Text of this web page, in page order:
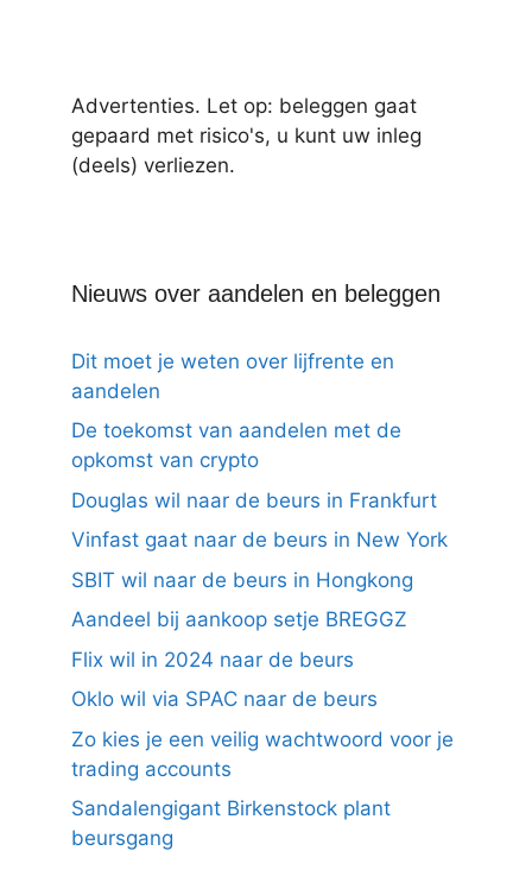
Advertenties. Let op: beleggen gaat
gepaard met risico's, u kunt uw inleg
(deels) verliezen.
Nieuws over aandelen en beleggen
Dit moet je weten over lijfrente en
aandelen
De toekomst van aandelen met de
opkomst van crypto
Douglas wil naar de beurs in Frankfurt
Vinfast gaat naar de beurs in New York
SBIT wil naar de beurs in Hongkong
Aandeel bij aankoop setje BREGGZ
Flix wil in 2024 naar de beurs
Oklo wil via SPAC naar de beurs
Zo kies je een veilig wachtwoord voor je
trading accounts
Sandalengigant Birkenstock plant
beursgang